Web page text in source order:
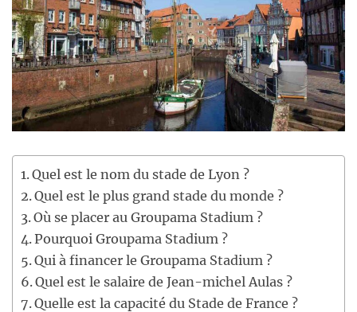
Quel est le nom du stade de Lyon ?
Quel est le plus grand stade du monde ?
Où se placer au Groupama Stadium ?
Pourquoi Groupama Stadium ?
Qui à financer le Groupama Stadium ?
Quel est le salaire de Jean-michel Aulas ?
Quelle est la capacité du Stade de France ?